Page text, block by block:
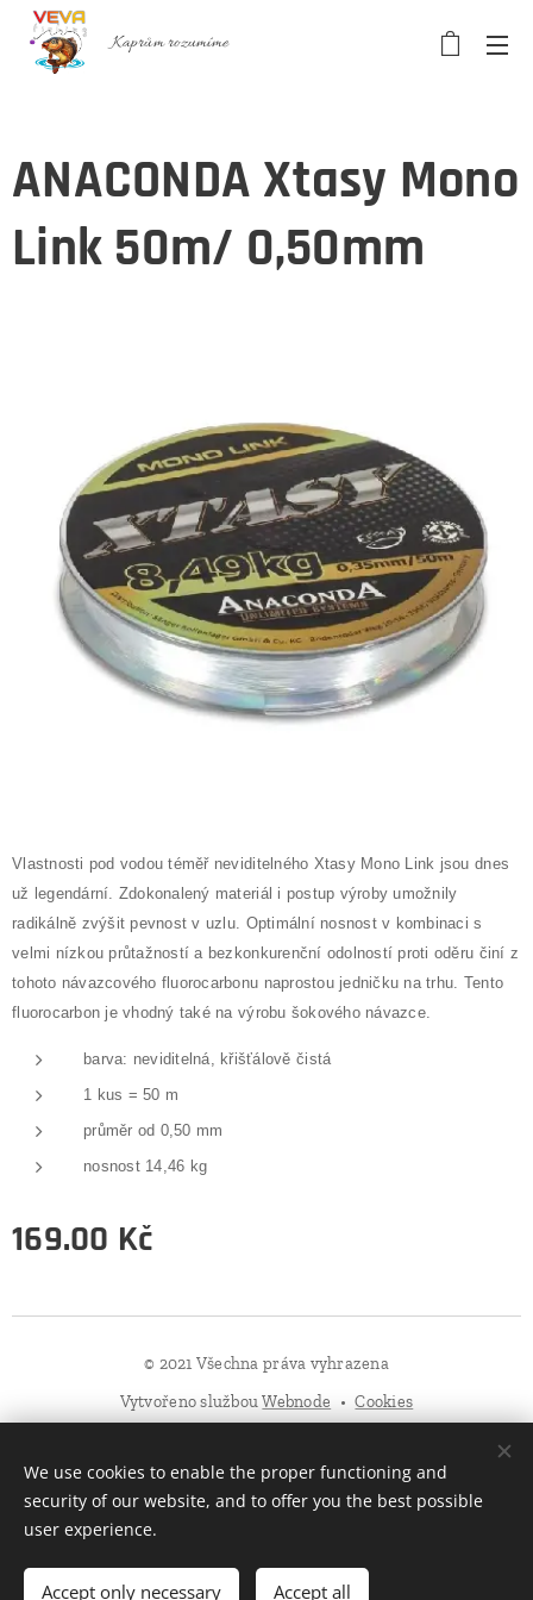
Kaprům rozumíme
ANACONDA Xtasy Mono
Link 50m/ 0,50mm
Vlastnosti pod vodou téměř neviditelného Xtasy Mono Link jsou dnes
už legendární. Zdokonalený materiál i postup výroby umožnily
radikálně zvýšit pevnost v uzlu. Optimální nosnost v kombinaci s
velmi nízkou průtažností a bezkonkurenční odolností proti oděru činí z
tohoto návazcového fluorocarbonu naprostou jedničku na trhu. Tento
fluorocarbon je vhodný také na výrobu šokového návazce.
barva: neviditelná, křišťálově čistá
1 kus = 50 m
průměr od 0,50 mm
nosnost 14,46 kg
169.00 Kč
Add to cart
© 2021 Všechna práva vyhrazena
Vytvořeno službouWebnode Cookies
Čeština
Slovenčina English Deutsch Polski
We use cookies to enable the proper functioning and
security of our website, and to offer you the best possible
user experience.
Accept only necessary Accept all